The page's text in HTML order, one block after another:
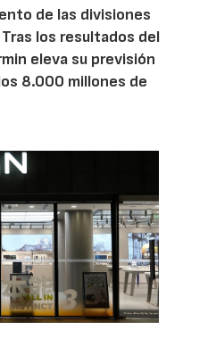
de las divisiones
los resultados del
eleva su previsión
8.000 millones de